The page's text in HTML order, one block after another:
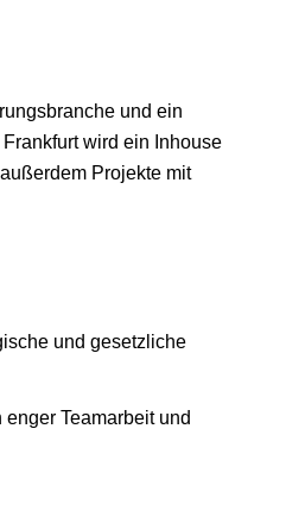
und ein
wird ein Inhouse
Projekte mit
und gesetzliche
Teamarbeit und